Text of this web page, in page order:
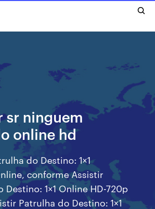
sr ninguem
online hd
do Destino: 1×1
conforme Assistir
Destino: 1×1 Online HD-720p
Patrulha do Destino: 1×1